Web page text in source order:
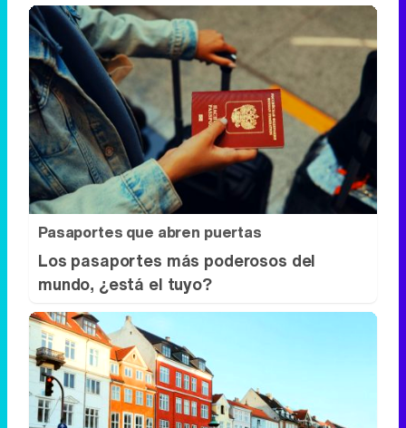
Pasaportes que abren puertas
Los pasaportes más poderosos del
mundo, ¿está el tuyo?